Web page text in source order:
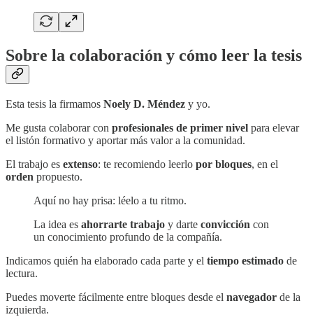
Sobre la colaboración y cómo leer la tesis
Esta tesis la firmamos Noely D. Méndez y yo.
Me gusta colaborar con profesionales de primer nivel para elevar
el listón formativo y aportar más valor a la comunidad.
El trabajo es extenso: te recomiendo leerlo por bloques, en el
orden propuesto.
Aquí no hay prisa: léelo a tu ritmo.
La idea es ahorrarte trabajo y darte convicción con
un conocimiento profundo de la compañía.
Indicamos quién ha elaborado cada parte y el tiempo estimado de
lectura.
Puedes moverte fácilmente entre bloques desde el navegador de la
izquierda.